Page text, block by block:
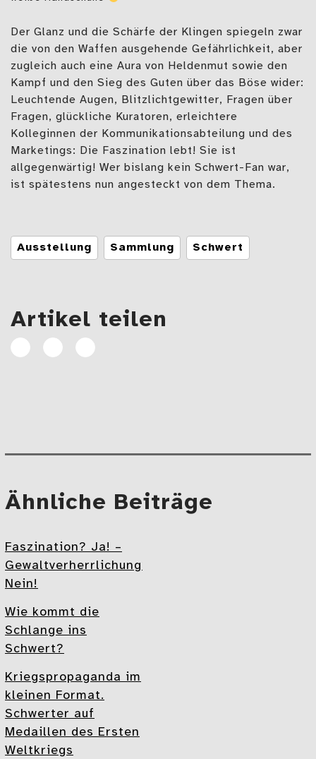
Der Glanz und die Schärfe der Klingen spiegeln zwar
die von den Waffen ausgehende Gefährlichkeit, aber
zugleich auch eine Aura von Heldenmut sowie den
Kampf und den Sieg des Guten über das Böse wider:
Leuchtende Augen, Blitzlichtgewitter, Fragen über
Fragen, glückliche Kuratoren, erleichtere
Kolleginnen der Kommunikationsabteilung und des
Marketings: Die Faszination lebt! Sie ist
allgegenwärtig! Wer bislang kein Schwert-Fan war,
ist spätestens nun angesteckt von dem Thema.
Tags
Ausstellung Sammlung Schwert
Artikel teilen
ArtikelArtikelE-
Mehr
Ähnliche Beiträge
Faszination? Ja! –
Gewaltverherrlichung?
Nein!
Wie kommt die
Schlange ins
Schwert?
Kriegspropaganda im
kleinen Format.
Schwerter auf
Medaillen des Ersten
Weltkriegs